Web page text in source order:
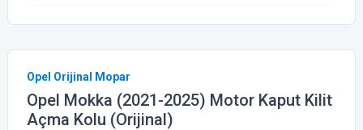
Opel Orijinal Mopar
Opel Mokka (2021-2025) Motor Kaput Kilit
Açma Kolu (Orijinal)